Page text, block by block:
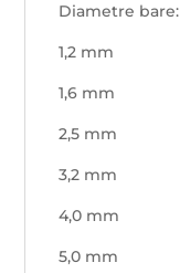
Diametre bare:
1,2 mm
1,6 mm
2,5 mm
3,2 mm
4,0 mm
5,0 mm